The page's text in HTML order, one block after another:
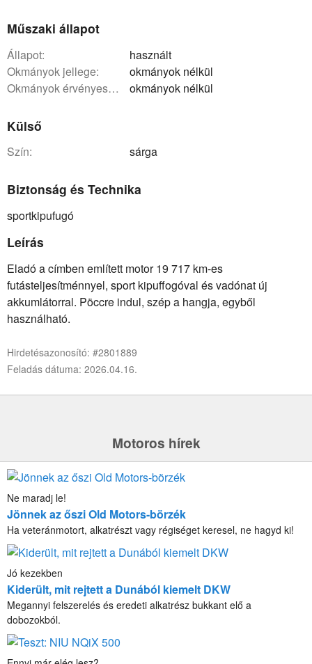
Műszaki állapot
állapot:
használt
okmányok jellege:
okmányok nélkül
okmányok érvényessége:
okmányok nélkül
Külső
szín: sárga
Biztonság és Technika
sportkipufugó
Leírás
Eladó a címben említett motor 19 717 km-es
futásteljesítménnyel, sport kipuffogóval és vadónat új
akkumlátorral. Pöccre indul, szép a hangja, egyből
használható.
Hirdetésazonosító: #2801889
Feladás dátuma: 2026.04.16.
Motoros hírek
Ne maradj le!
Jönnek az őszi Old Motors-börzék
Ha veteránmotort, alkatrészt vagy régiséget keresel, ne hagyd ki!
Jó kezekben
Kiderült, mit rejtett a Dunából kiemelt DKW
Megannyi felszerelés és eredeti alkatrész bukkant elő a
dobozokból.